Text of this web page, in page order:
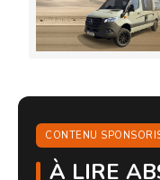
CONTENU
À LIRE